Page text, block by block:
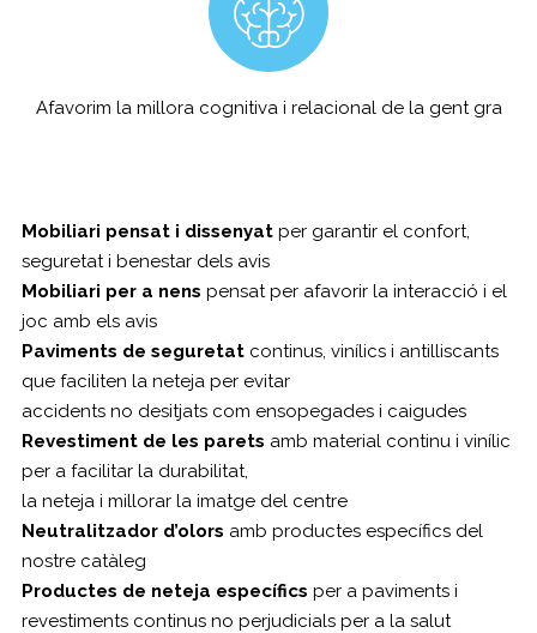
Afavorim la millora cognitiva i relacional de la gent gra
Mobiliari pensat i dissenyat per garantir el confort,
seguretat i benestar dels avis
Mobiliari per a nens pensat per afavorir la interacció i el
joc amb els avis
Paviments de seguretat continus, vinílics i antilliscants
que faciliten la neteja per evitar
accidents no desitjats com ensopegades i caigudes
Revestiment de les parets amb material continu i vinílic
per a facilitar la durabilitat,
la neteja i millorar la imatge del centre
Neutralitzador d’olors amb productes específics del
nostre catàleg
Productes de neteja específics per a paviments i
revestiments continus no perjudicials per a la salut